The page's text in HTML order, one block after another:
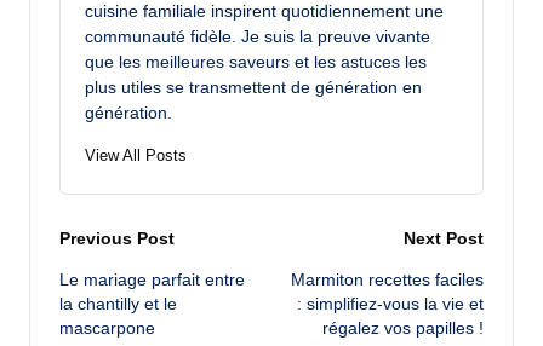
cuisine familiale inspirent quotidiennement une
communauté fidèle. Je suis la preuve vivante
que les meilleures saveurs et les astuces les
plus utiles se transmettent de génération en
génération.
View All Posts
Post
navigation
Previous Post
Le mariage parfait entre
la chantilly et le
mascarpone
Next Post
Marmiton recettes faciles
: simplifiez-vous la vie et
régalez vos papilles !